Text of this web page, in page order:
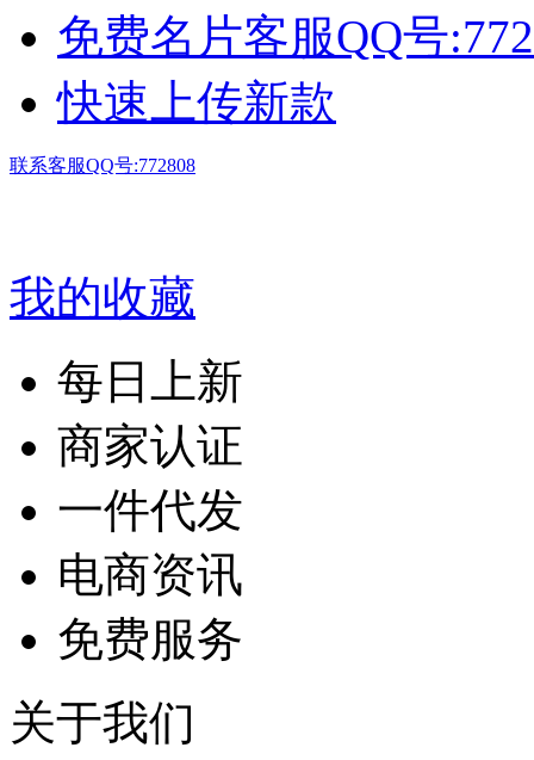
免费名片客服QQ号
快速上传新款
联系客服QQ号:772808
我的收藏
每日上新
商家认证
一件代发
电商资讯
免费服务
关于我们